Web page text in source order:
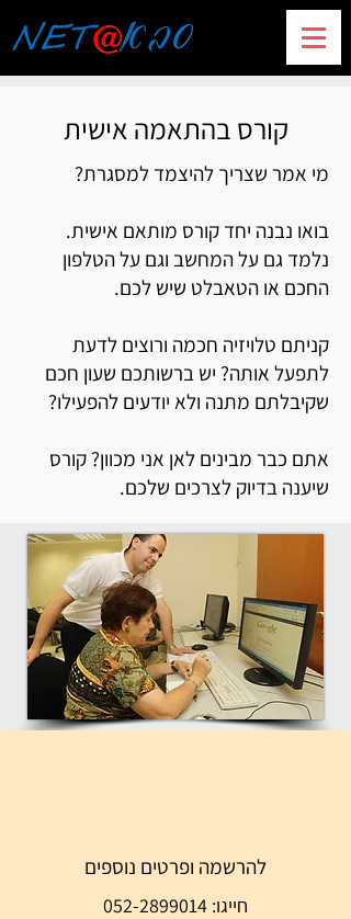
קורס בהתאמה אישית
מי אמר שצריך להיצמד למסגרת?
בואו נבנה יחד קורס מותאם אישית.
נלמד גם על המחשב וגם על הטלפון
החכם או הטאבלט שיש לכם.
קניתם טלויזיה חכמה ורוצים לדעת
לתפעל אותה? יש ברשותכם שעון חכם
שקיבלתם מתנה ולא יודעים להפעילו?
אתם כבר מבינים לאן אני מכוון? קורס
שיענה בדיוק לצרכים שלכם.
להרשמה ופרטים נוספים
חייגו: 052-2899014